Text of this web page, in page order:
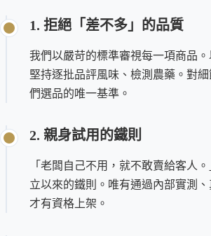
1. 拒絕「差不多」的品質
我們以嚴苛的標準審視每一項商品
堅持逐批品評風味、檢測農藥。對
們選品的唯一基準。
2. 親身試用的鐵則
「老闆自己不用，就不敢賣給客人
立以來的鐵則。唯有通過內部實測、
才有資格上架。